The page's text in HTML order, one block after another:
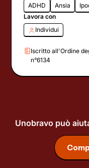
ADHD
Ansia
Lavora con
Individui
Iscritto all'Ordine
n°6134
Unobravo può